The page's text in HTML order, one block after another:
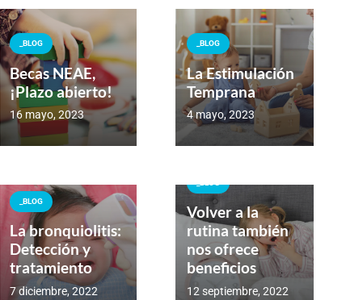
_BLOG
Becas NEAE,
¡Plazo abierto!
16 mayo, 2023
_BLOG
La Estimulación
Temprana
4 mayo, 2023
_BLOG
La bronquiolitis:
Detección y
tratamiento
7 diciembre, 2022
Volver a la
rutina también
nos ofrece
beneficios
12 septiembre, 2022